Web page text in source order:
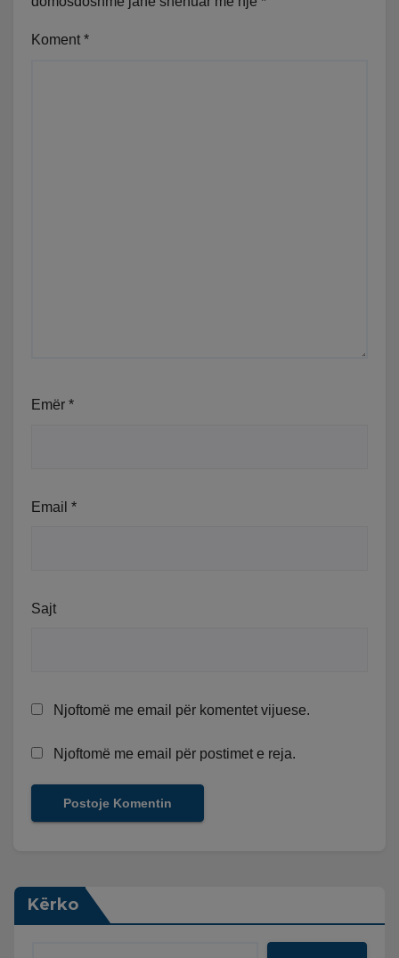
Koment *
Emër *
Email *
Sajt
Njoftomë me email për komentet vijuese.
Njoftomë me email për postimet e reja.
Kërko